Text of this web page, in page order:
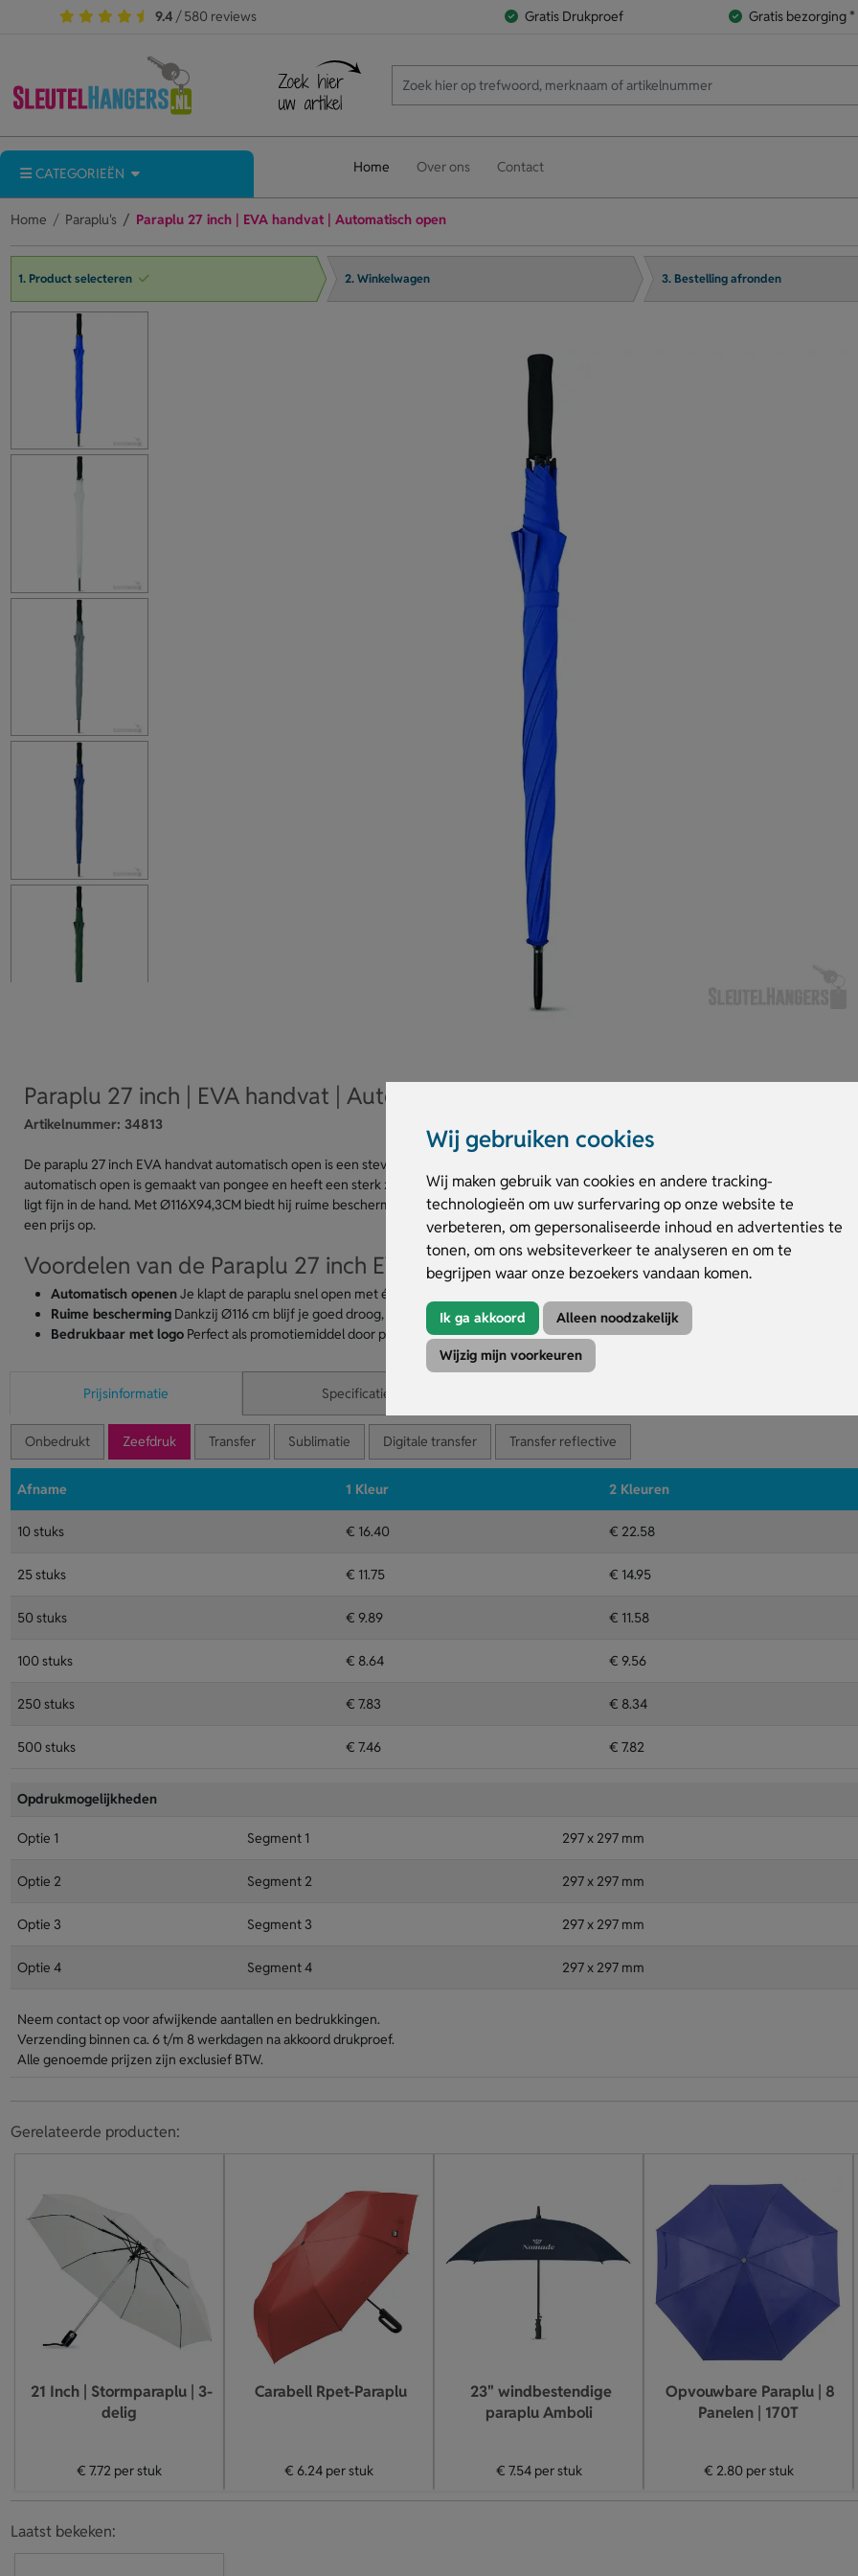
Wij gebruiken cookies
Wij maken gebruik van cookies en andere tracking-
technologieën om uw surfervaring op onze website te
verbeteren, om gepersonaliseerde inhoud en advertenties te
tonen, om ons websiteverkeer te analyseren en om te
begrijpen waar onze bezoekers vandaan komen.
Ik ga akkoord Alleen noodzakelijk
Wijzig mijn voorkeuren
9.4 / 580 reviews Gratis Drukproef Gratis bezorging *
CATEGORIEËN Home Over ons Contact
Home Paraplu's Paraplu 27 inch | EVA handvat | Automatisch open
1. Product selecteren 2. Winkelwagen 3. Bestelling afronden
Paraplu 27 inch | EVA handvat | Automatisch open
Artikelnummer: 34813
De paraplu 27 inch EVA handvat automatisch open is een stevige en praktische keuze voor dagelijks gebruik. Deze paraplu 27 inch EVA
automatisch open is gemaakt van pongee en heeft een sterk zwart metalen frame. Dankzij de automatische opening sta je snel droog. Het
ligt fijn in de hand. Met Ø116X94,3CM biedt hij ruime bescherming en is leverbaar in diverse kleuren. Bedruk hem met jouw logo of tekst.
een prijs op.
Voordelen van de Paraplu 27 inch EVA handvat automatisch open
Automatisch openenJe klapt de paraplu snel open met één druk op de knop, ideaal bij plotselinge regen.
Ruime beschermingDankzij Ø116 cm blijf je goed droog, ook als je met z’n tweeën loopt.
Bedrukbaar met logoPerfect als promotiemiddel door personalisatie met jouw tekst of logo.
Prijsinformatie Specificaties
Onbedrukt Zeefdruk Transfer Sublimatie Digitale transfer Transfer reflective
Afname 1 Kleur 2 Kleuren
10 stuks € 16.40 € 22.58
25 stuks € 11.75 € 14.95
50 stuks € 9.89 € 11.58
100 stuks € 8.64 € 9.56
250 stuks € 7.83 € 8.34
500 stuks € 7.46 € 7.82
Opdrukmogelijkheden
Optie 1 Segment 1 297 x 297 mm
Optie 2 Segment 2 297 x 297 mm
Optie 3 Segment 3 297 x 297 mm
Optie 4 Segment 4 297 x 297 mm
Neem contact op voor afwijkende aantallen en bedrukkingen.
Verzending binnen ca. 6 t/m 8 werkdagen na akkoord drukproef.
Alle genoemde prijzen zijn exclusief BTW.
Gerelateerde producten:
21 Inch | Stormparaplu | 3-
delig
€ 7.72 per stuk
Carabell Rpet-Paraplu
€ 6.24 per stuk
23" windbestendige
paraplu Amboli
€ 7.54per stuk
Opvouwbare Paraplu | 8
Panelen | 170T
€ 2.80 per stuk
Laatst bekeken: